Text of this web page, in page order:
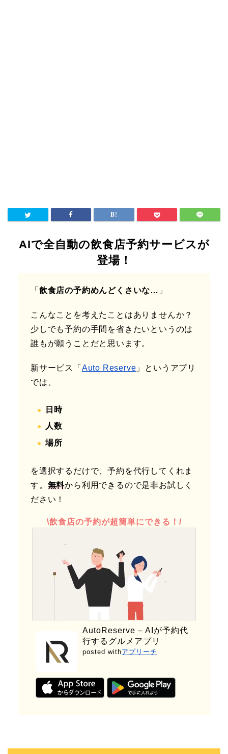
AIで全自動の飲食店予約サービスが
登場！
「 飲食店の予約めんどくさいな… 」
こんなことを考えたことはありませんか？
少しでも予約の手間を省きたいというのは
誰もが願うことだと思います。
新サービス「 Auto Reserve 」というアプリ
では、
日時
人数
場所
を選択するだけで、予約を代行してくれま
す。 無料から利用できるので是非お試しく
ださい！
\飲食店の予約が超簡単にできる！/
AutoReserve – AIが予約代
行するグルメアプリ
posted withアプリーチ